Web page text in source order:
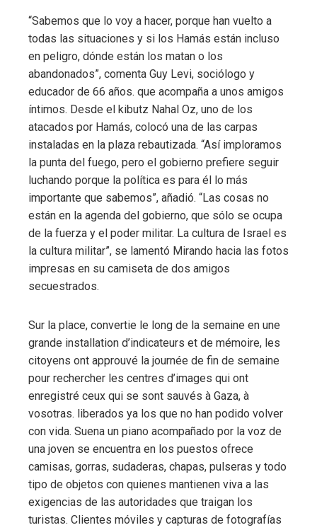
“Sabemos que lo voy a hacer, porque han vuelto a
todas las situaciones y si los Hamás están incluso
en peligro, dónde están los matan o los
abandonados”, comenta Guy Levi, sociólogo y
educador de 66 años. que acompaña a unos amigos
íntimos. Desde el kibutz Nahal Oz, uno de los
atacados por Hamás, colocó una de las carpas
instaladas en la plaza rebautizada. “Así imploramos
la punta del fuego, pero el gobierno prefiere seguir
luchando porque la política es para él lo más
importante que sabemos”, añadió. “Las cosas no
están en la agenda del gobierno, que sólo se ocupa
de la fuerza y ​​el poder militar. La cultura de Israel es
la cultura militar”, se lamentó Mirando hacia las fotos
impresas en su camiseta de dos amigos
secuestrados.
Sur la place, convertie le long de la semaine en une
grande installation d’indicateurs et de mémoire, les
citoyens ont approuvé la journée de fin de semaine
pour rechercher les centres d’images qui ont
enregistré ceux qui se sont sauvés à Gaza, à
vosotras. liberados ya los que no han podido volver
con vida. Suena un piano acompañado por la voz de
una joven se encuentra en los puestos ofrece
camisas, gorras, sudaderas, chapas, pulseras y todo
tipo de objetos con quienes mantienen viva a las
exigencias de las autoridades que traigan los
turistas. Clientes móviles y capturas de fotografías